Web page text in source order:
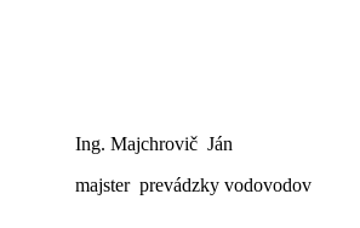
Ján
vodovodov